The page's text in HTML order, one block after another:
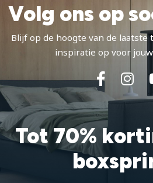
Volg ons op
Blijf op de hoogte van de laatste
inspiratie op voor
Tot 70%